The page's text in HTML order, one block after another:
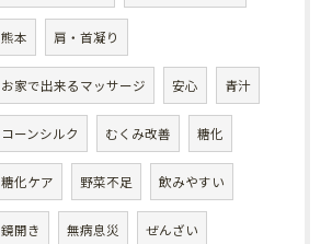
熊本 肩・首凝り
お家で出来るマッサージ 安心 青汁
コーンシルク むくみ改善 糖化
糖化ケア 野菜不足 飲みやすい
鏡開き 無病息災 ぜんざい